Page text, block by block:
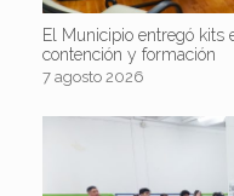
El Municipio entregó kits
contención y formación
7 agosto 2026